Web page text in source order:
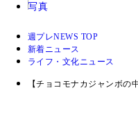
写真
週プレNEWS TOP
新着ニュース
ライフ・文化ニュース
【チョコモナカジャンボ